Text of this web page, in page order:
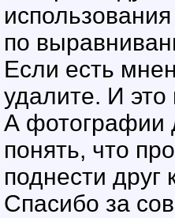
по
Если есть
удалите. И
А фотографии
понять, что
поднести друг
Спасибо за